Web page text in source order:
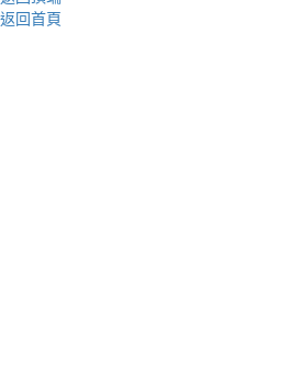
返回首頁